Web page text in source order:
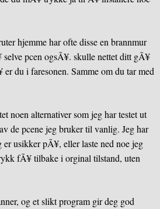
hjemme har ofte disse en brannmur
pcen ogsÃ¥. skulle nettet ditt gÃ¥
du i faresonen. Samme om du tar med
noen alternativer som jeg har testet ut
de pcene jeg bruker til vanlig. Jeg har
usikker pÃ¥, eller laste ned noe jeg
fÃ¥ tilbake i orginal tilstand, uten
og et slikt program gir deg god